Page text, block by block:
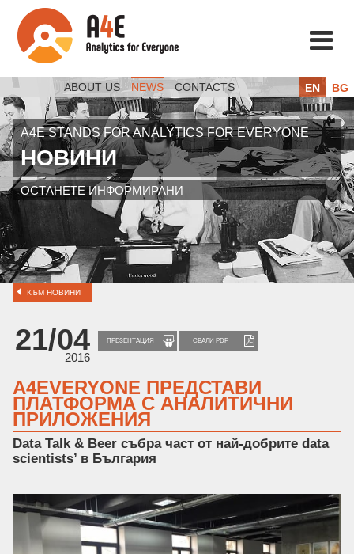
ABOUT US NEWS CONTACTS EN BG
A4E STANDS FOR ANALYTICS FOR EVERYONE
НОВИНИ
ОСТАНЕТЕ ИНФОРМИРАНИ
КЪМ НОВИНИ
21/04
2016
ПРЕЗЕНТАЦИЯ СВАЛИ PDF
A4EVERYONE ПРЕДСТАВИ
ПЛАТФОРМА С АНАЛИТИЧНИ
ПРИЛОЖЕНИЯ
Data Talk & Beer събра част от най-добрите data
scientists’ в България